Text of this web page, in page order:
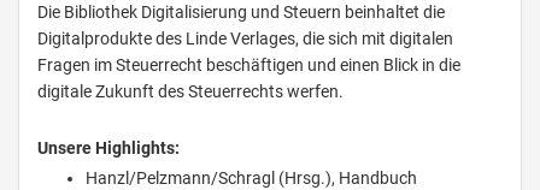
Die Bibliothek Digitalisierung und Steuern beinhaltet die
Digitalprodukte des Linde Verlages, die sich mit digitalen
Fragen im Steuerrecht beschäftigen und einen Blick in die
digitale Zukunft des Steuerrechts werfen.
Unsere Highlights:
Hanzl/Pelzmann/Schragl (Hrsg.), Handbuch